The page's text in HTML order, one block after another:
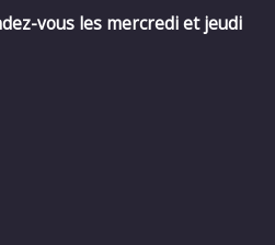
vous les mercredi et jeudi